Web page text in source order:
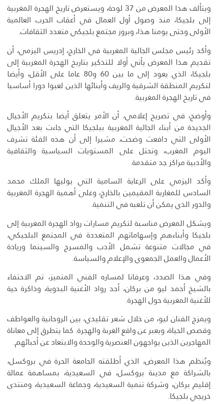
ويتألف هذا المعرض من 37 لوحة، ويستعرض تاريخ الهجرة المغربية
إلى بلجيكا، منذ وصول أول العمال في أعقاب الحرب العالمية
الأولى وحتى يومنا هذا، وبروز مجتمع بلجيكي متعدد الثقافات.
وأكد رئيس مجلس الجالية المغربية في الخارج، إدريس اليزمي، أن
تقديم هذا المعرض يأتي أولا للتذكير بتاريخ الهجرة المغربية إلى
بلجيكا، الذي يعود إلى ما بين 60 و80 عاما على الأقل، وأيضا
لتكريم المنطقة الشرقية والريف وأبنائها الذين لعبوا دورا أساسيا
في تاريخ الهجرة المغربية.
وأوضح، في تصريح إعلامي، أن الأمر يتعلق أيضا بتكريم الأجيال
الجديدة من أبناء الجالية المغربية ببلجيكا التي جاءت بعد الأجيال
الأولى التي دافعت وضحت، مشيرا إلى أن هذه الفئة تشرف
اليوم المغرب، وتحتل على المستويات السياسية والثقافية
والأدبية مراكز جد متقدمة.
وأكد اليزمي على الرعاية السامية التي يوليها الملك محمد
السادس للمغاربة المقيمين بالخارج، وعلى أهمية الهجرة المغربية
والدور الذي يمكن أن تلعبه في التنمية.
ويشكل المعرض مناسبة لتكريم مسارات رواد الهجرة المغربية إلى
بلجيكا وأبناءهم وإسهاماتهم المتعددة في المجتمع البلجيكي،
في مجالات متنوعة تشمل الأدب والمسرح والسينما وريادة
الأعمال والعمل الجمعوي والإعلام والسياسة.
وفي هذا الصدد، وعرفانا لمساره الفني المتميز، تم الاحتفاء
بالشيخ أحمد ليو من بركان، أحد رواد الأغنية البدوية، وذاكرة حية
للأغنية المغربية حول الهجرة.
ويمزج الفنان ليو، من خلال شعر تقليدي، بين الروحانية والعواطف
وقصص الحياة، ويعبر عن واقع الغربة والهجرة. كما يتطرق إلى معاناة
المهاجرين الذين يواجهون العنصرية والوحدة والابتعاد عن أحبائهم.
ويُنظم هذا المعرض، الذي أطلقته الجامعة الحرة في بروكسل،
بالشراكة مع مدينة بروكسل، في السعيدية، بمساهمة عمالة
إقليم بركان، وشركة تنمية السعيدية، وجماعة السعيدية، ومنتدى
خريجي بلجيكا.